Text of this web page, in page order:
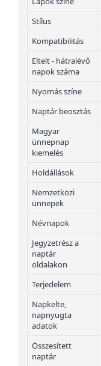
Stílus
Kompatibilitás
Eltelt - hátralévő
napok száma
Nyomás színe
Naptár beosztás
Magyar
ünnepnap
kiemelés
Holdállások
Nemzetközi
ünnepek
Névnapok
Jegyzetrész a
naptár
oldalakon
Terjedelem
Napkelte,
napnyugta
adatok
Összesített
naptár